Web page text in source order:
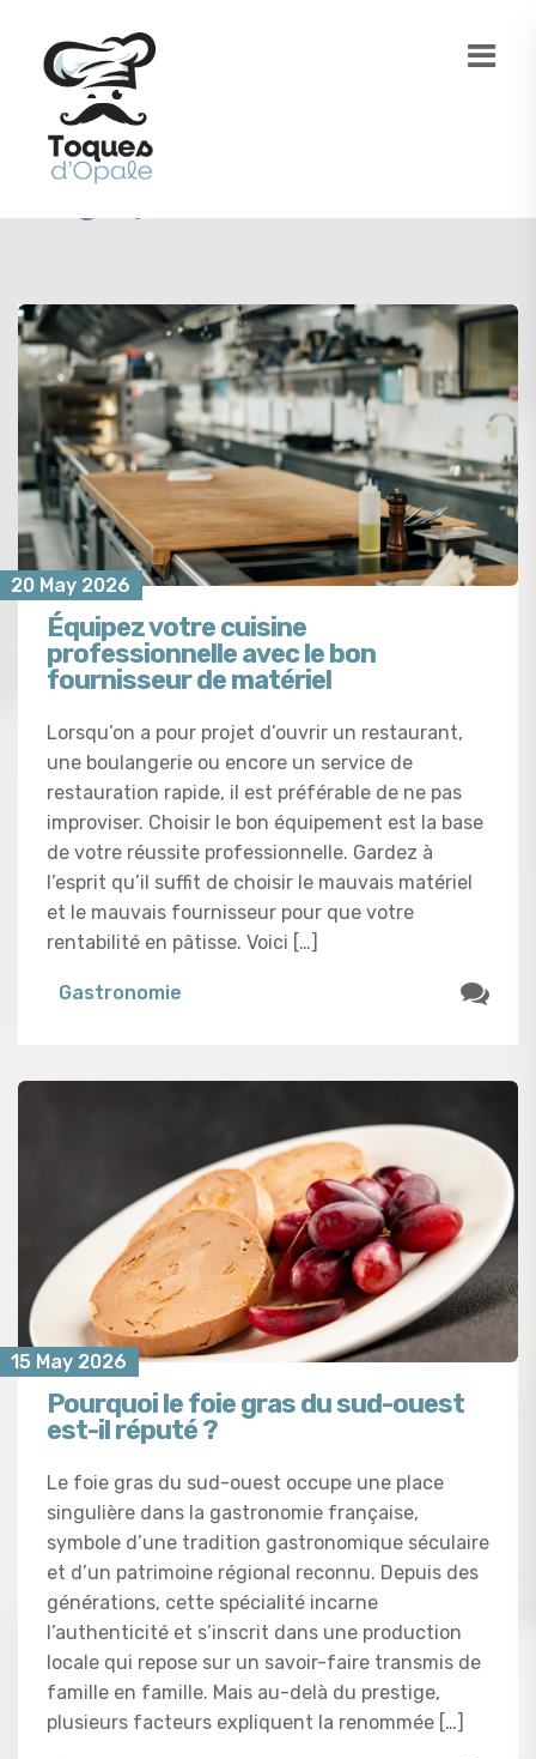
20 May 2026
Équipez votre cuisine
professionnelle avec le bon
fournisseur de matériel
Lorsqu’on a pour projet d’ouvrir un restaurant,
une boulangerie ou encore un service de
restauration rapide, il est préférable de ne pas
improviser. Choisir le bon équipement est la base
de votre réussite professionnelle. Gardez à
l’esprit qu’il suffit de choisir le mauvais matériel
et le mauvais fournisseur pour que votre
rentabilité en pâtisse. Voici […]
Gastronomie
15 May 2026
Pourquoi le foie gras du sud-ouest
est-il réputé ?
Le foie gras du sud-ouest occupe une place
singulière dans la gastronomie française,
symbole d’une tradition gastronomique séculaire
et d’un patrimoine régional reconnu. Depuis des
générations, cette spécialité incarne
l’authenticité et s’inscrit dans une production
locale qui repose sur un savoir-faire transmis de
famille en famille. Mais au-delà du prestige,
plusieurs facteurs expliquent la renommée […]